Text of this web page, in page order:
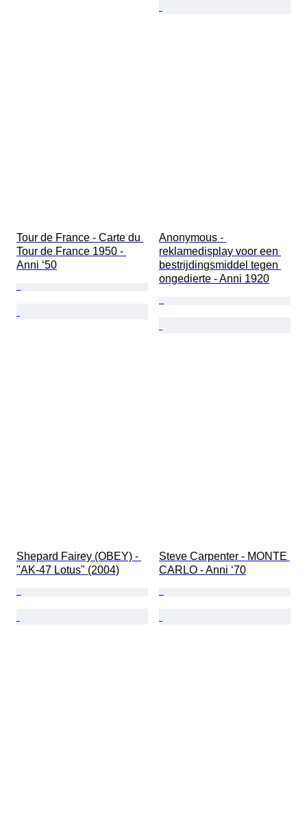
Tour de France - Carte du
Tour de France 1950 -
Anni ‘50
Anonymous -
reklamedisplay voor een
bestrijdingsmiddel tegen
ongedierte - Anni 1920
Shepard Fairey (OBEY) -
"AK-47 Lotus" (2004)
Steve Carpenter - MONTE
CARLO - Anni ‘70